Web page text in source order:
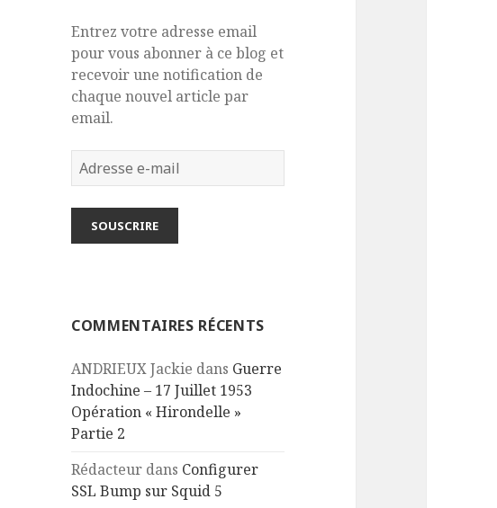
Entrez votre adresse email
pour vous abonner à ce blog et
recevoir une notification de
chaque nouvel article par
email.
Adresse
e-
mail
SOUSCRIRE
COMMENTAIRES RÉCENTS
ANDRIEUX Jackie dans Guerre
Indochine – 17 Juillet 1953
Opération « Hirondelle »
Partie 2
Rédacteur dans Configurer
SSL Bump sur Squid 5